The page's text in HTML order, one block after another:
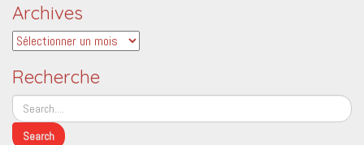
Archives
Archives
Recherche